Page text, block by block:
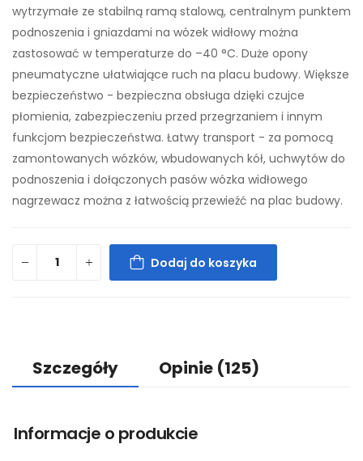
wytrzymałe ze stabilną ramą stalową, centralnym punktem
podnoszenia i gniazdami na wózek widłowy można
zastosować w temperaturze do –40 °C. Duże opony
pneumatyczne ułatwiające ruch na placu budowy. Większe
bezpieczeństwo - bezpieczna obsługa dzięki czujce
płomienia, zabezpieczeniu przed przegrzaniem i innym
funkcjom bezpieczeństwa. Łatwy transport - za pomocą
zamontowanych wózków, wbudowanych kół, uchwytów do
podnoszenia i dołączonych pasów wózka widłowego
nagrzewacz można z łatwością przewieźć na plac budowy.
Dodaj do koszyka
Szczegóły Opinie (125)
Informacje o produkcie